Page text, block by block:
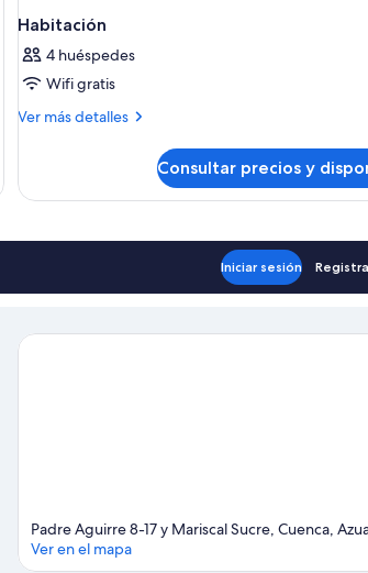
Habitación
4 huéspedes
Wifi gratis
Ver más detalles
Más
Consultar precios y
Iniciar sesión
Padre Aguirre 8-17 y Mariscal Sucre, Cuenca,
Ver en el mapa